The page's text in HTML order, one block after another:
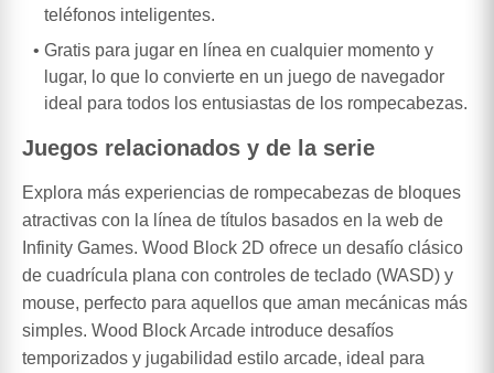
teléfonos inteligentes.
Gratis para jugar en línea en cualquier momento y
lugar, lo que lo convierte en un juego de navegador
ideal para todos los entusiastas de los rompecabezas.
Juegos relacionados y de la serie
Explora más experiencias de rompecabezas de bloques
atractivas con la línea de títulos basados en la web de
Infinity Games. Wood Block 2D ofrece un desafío clásico
de cuadrícula plana con controles de teclado (WASD) y
mouse, perfecto para aquellos que aman mecánicas más
simples. Wood Block Arcade introduce desafíos
temporizados y jugabilidad estilo arcade, ideal para